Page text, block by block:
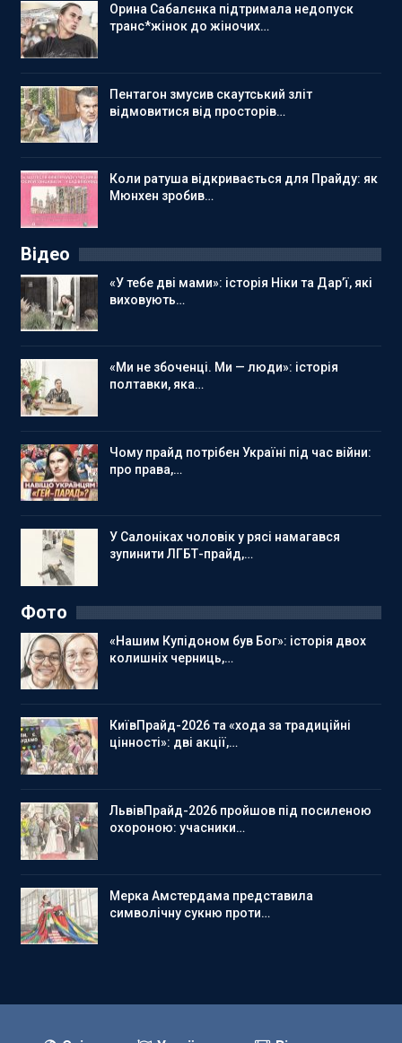
Орина Сабалєнка підтримала недопуск
транс*жінок до жіночих…
Пентагон змусив скаутський зліт
відмовитися від просторів…
Коли ратуша відкривається для Прайду: як
Мюнхен зробив…
Відео
«У тебе дві мами»: історія Ніки та Дар’ї, які
виховують…
«Ми не збоченці. Ми — люди»: історія
полтавки, яка…
Чому прайд потрібен Україні під час війни:
про права,…
У Салоніках чоловік у рясі намагався
зупинити ЛГБТ-прайд,…
Фото
«Нашим Купідоном був Бог»: історія двох
колишніх черниць,…
КиївПрайд-2026 та «хода за традиційні
цінності»: дві акції,…
ЛьвівПрайд-2026 пройшов під посиленою
охороною: учасники…
Мерка Амстердама представила
символічну сукню проти…